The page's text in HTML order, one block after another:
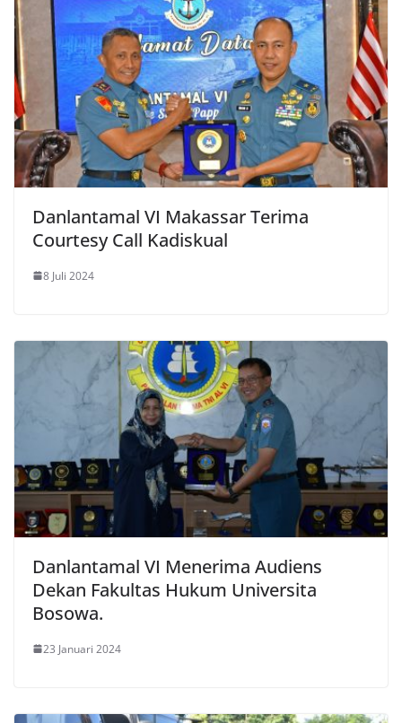
Danlantamal VI Makassar Terima
Courtesy Call Kadiskual
8 Juli 2024
Danlantamal VI Menerima Audiens
Dekan Fakultas Hukum Universita
Bosowa.
23 Januari 2024